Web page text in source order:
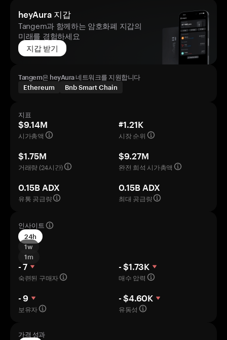
heyAura 지갑
Tangem과 함께하는 암호화폐 지갑의
미래를 경험하세요
지갑 받기
Tangem은 heyAura 네트워크를 지원합니다
Ethereum
Bnb Smart Chain
지표
$9.14M
시가총액
#1.21K
시장 순위
$1.75M
거래량 (24시간)
$9.27M
완전 희석 시가총액
0.15B ADX
유통 공급량
0.15B ADX
최대 공급량
인사이트
24h
1w
1m
- 7
숙련된 구매자
- $1.73K
매수 압력
- 9
보유자
- $4.60K
유동성
가격 성과